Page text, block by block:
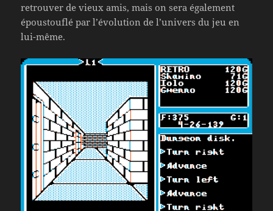
retrouver de vieux amis, mais on sera également
époustouflé par l’évolution de l’univers du jeu en
lui-même.